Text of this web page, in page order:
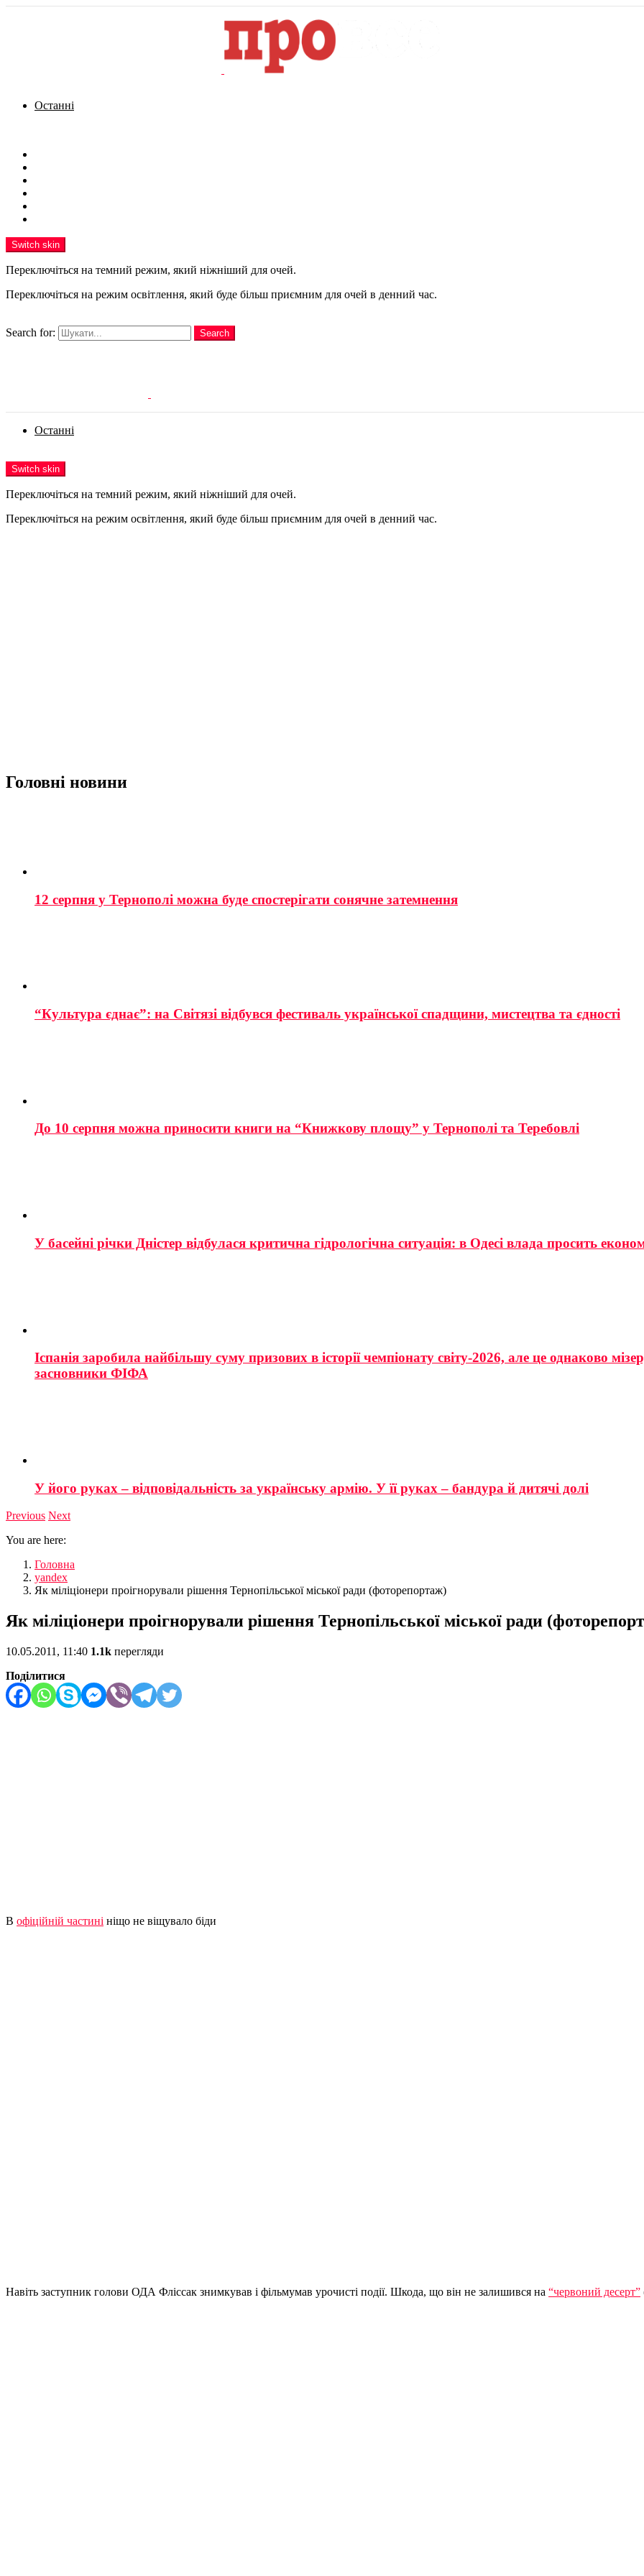
Останні
Switch skin
Переключіться на темний режим, який ніжніший для очей.
Переключіться на режим освітлення, який буде більш приємним для очей в денний час.
Search for:
Search
Останні
Switch skin
Переключіться на темний режим, який ніжніший для очей.
Переключіться на режим освітлення, який буде більш приємним для очей в денний час.
Головні новини
12 серпня у Тернополі можна буде спостерігати сонячне затемнення
“Культура єднає”: на Світязі відбувся фестиваль української спадщини, мистецтва та єдності
До 10 серпня можна приносити книги на “Книжкову площу” у Тернополі та Теребовлі
У басейні річки Дністер відбулася критична гідрологічна ситуація: в Одесі влада просить
Іспанія заробила найбільшу суму призових в історії чемпіонату світу-2026, але це однаково
засновники ФІФА
У його руках – відповідальність за українську армію. У її руках – бандура й дитячі долі
Previous Next
You are here:
Головна
yandex
Як міліціонери проігнорували рішення Тернопільської міської ради (фоторепортаж)
Як міліціонери проігнорували рішення Тернопільської міської ради
10.05.2011, 11:40 1.1k перегляди
Поділитися
В офіційній частині ніщо не віщувало біди
Навіть заступник голови ОДА Фліссак знимкував і фільмумав урочисті події. Шкода, що він не залишився на “червоний десерт”